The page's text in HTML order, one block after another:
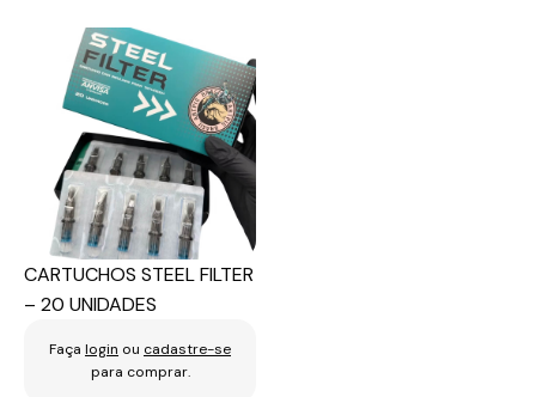
CARTUCHOS STEEL FILTER
– 20 UNIDADES
Faça login ou cadastre-se
para comprar.